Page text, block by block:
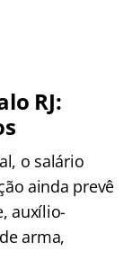
RJ:
o salário
ainda prevê
auxílio-
arma,